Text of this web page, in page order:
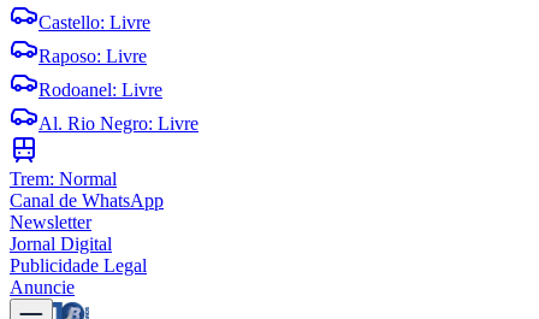
Castello: Livre
Raposo: Livre
Rodoanel: Livre
Al. Rio Negro: Livre
Trem: Normal
Canal de WhatsApp
Newsletter
Jornal Digital
Publicidade Legal
Anuncie